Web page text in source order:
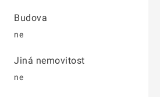
Budova
ne
Jiná nemovitost
ne